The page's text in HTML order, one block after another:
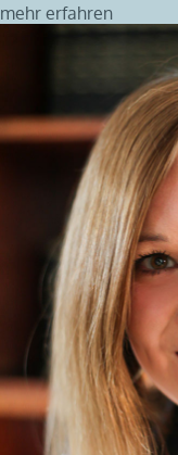
mehr erfahren